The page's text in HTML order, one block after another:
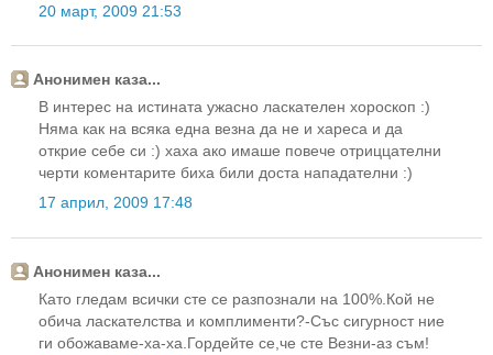
20 март, 2009 21:53
Анонимен каза...
В интерес на истината ужасно ласкателен хороскоп :)
Няма как на всяка една везна да не и хареса и да
открие себе си :) хаха ако имаше повече отриццателни
черти коментарите биха били доста нападателни :)
17 април, 2009 17:48
Анонимен каза...
Като гледам всички сте се разпознали на 100%.Кой не
обича ласкателства и комплименти?-Със сигурност ние
ги обожаваме-ха-ха.Гордейте се,че сте Везни-аз съм!